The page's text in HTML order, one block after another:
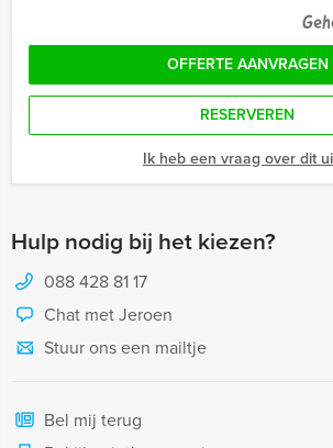
OFFERTE AANVRAGEN
RESERVEREN
Ik heb een vraag over dit
Hulp nodig bij het kiezen?
088 428 81 17
Chat met Jeroen
Stuur ons een mailtje
Bel mij terug